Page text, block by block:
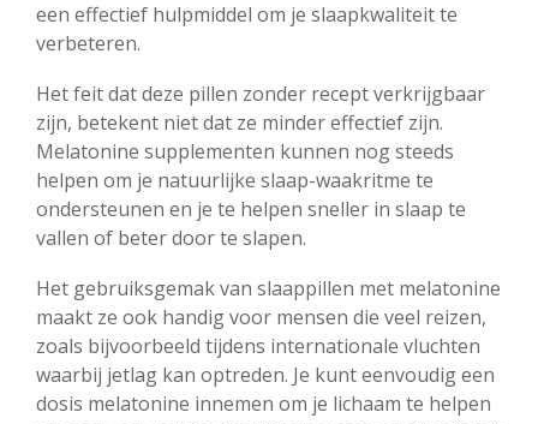
een effectief hulpmiddel om je slaapkwaliteit te
verbeteren.
Het feit dat deze pillen zonder recept verkrijgbaar
zijn, betekent niet dat ze minder effectief zijn.
Melatonine supplementen kunnen nog steeds
helpen om je natuurlijke slaap-waakritme te
ondersteunen en je te helpen sneller in slaap te
vallen of beter door te slapen.
Het gebruiksgemak van slaappillen met melatonine
maakt ze ook handig voor mensen die veel reizen,
zoals bijvoorbeeld tijdens internationale vluchten
waarbij jetlag kan optreden. Je kunt eenvoudig een
dosis melatonine innemen om je lichaam te helpen